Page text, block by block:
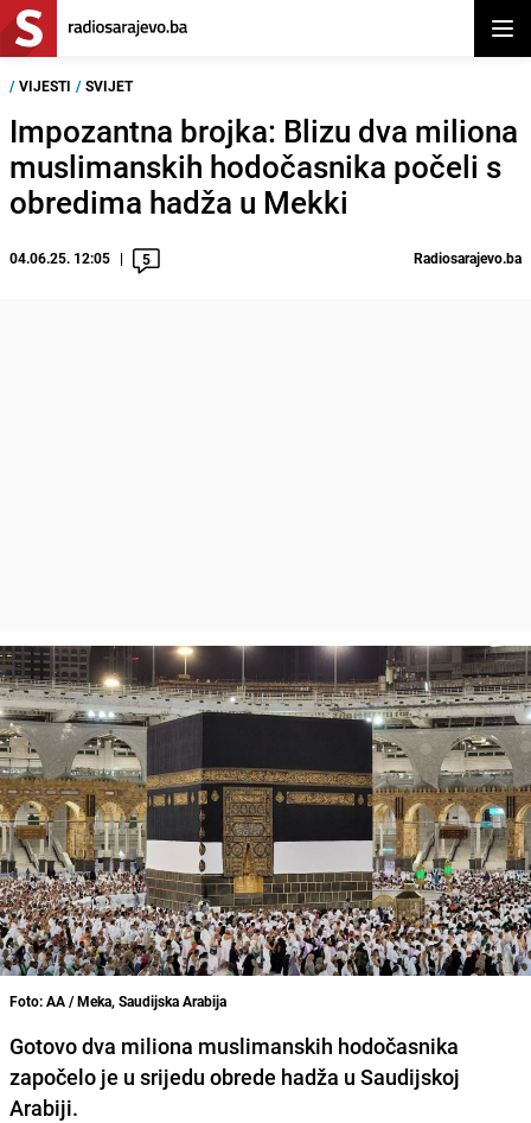
/ VIJESTI / SVIJET
Impozantna brojka: Blizu dva miliona
muslimanskih hodočasnika počeli s
obredima hadža u Mekki
04.06.25. 12:05 5 Radiosarajevo.ba
Foto: AA / Meka, Saudijska Arabija
Gotovo dva miliona muslimanskih hodočasnika
započelo je u srijedu obrede hadža u Saudijskoj
Arabiji.